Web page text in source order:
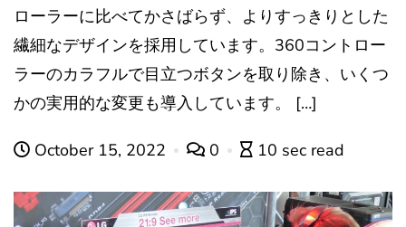
ローラーに比べてかさばらず、よりすっきりとした
繊細なデザインを採用しています。360コントロー
ラーのカラフルで目立つボタンを取り除き、いくつ
かの実用的な変更も導入しています。 […]
October 15, 2022 0 10 sec read